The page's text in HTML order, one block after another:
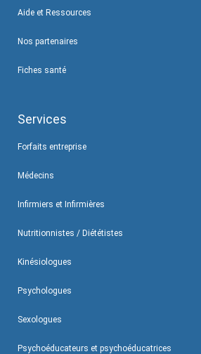
Aide et Ressources
Nos partenaires
Fiches santé
Services
Forfaits entreprise
Médecins
Infirmiers et Infirmières
Nutritionnistes / Diététistes
Kinésiologues
Psychologues
Sexologues
Psychoéducateurs et psychoéducatrices